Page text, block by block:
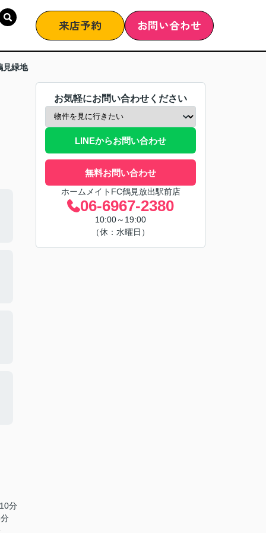
来店予約 お問い合わせ
見緑地
分
お気軽にお問い合わせください
LINEからお問い合わせ
無料お問い合わせ
ホームメイトFC鶴見放出駅前店
06-6967-2380
10:00～19:00
（休：水曜日）